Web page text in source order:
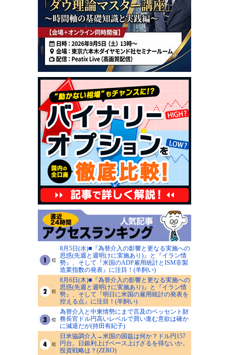
8月5日(水)■『為替介入の影響と更なる実施への
思惑(先週と週明けに実施あり)』と『イラン情
勢』、そして『米国のADP雇用統計とISM非製
造業指数の発表』に注目！(羊飼い)
8月6日(木)■『為替介入の影響と更なる実施への
思惑(先週と週明けに実施あり)』と『イラン情
勢』、そして『明日に米国の雇用統計の発表を
控える点』に注目！(羊飼い)
為替介入と中東情勢にまで言及のベッセント財
務長官ドル円高いレベルで買い進む意欲は確か
に減退だが(持田有紀子)
日米協調介入→米国の国益は何か？ドル円157
円台。日銀利上げペース上げざるを得ないか。
投資戦略は？(ZERO)